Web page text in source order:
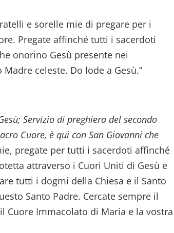
e sorelle mie di pregare per i
Pregate affinché tutti i sacerdoti
onorino Gesù presente nei
celeste. Do lode a Gesù.”
Servizio di preghiera del secondo
Cuore, è qui con San Giovanni che
pregate per tutti i sacerdoti affinché
attraverso i Cuori Uniti di Gesù e
tutti i dogmi della Chiesa e il Santo
Santo Padre. Cercate sempre il
Cuore Immacolato di Maria e la vostra